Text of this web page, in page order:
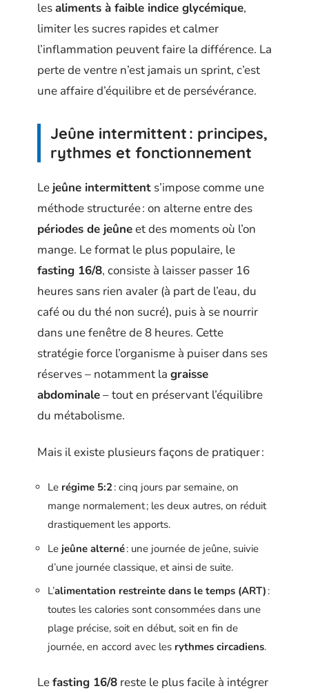
lesaliments à faible indice glycémique,
limiter les sucres rapides et calmer
l’inflammation peuvent faire la différence. La
perte de ventre n’est jamais un sprint, c’est
une affaire d’équilibre et de persévérance.
Jeûne intermittent : principes,
rythmes et fonctionnement
Le jeûne intermittent s’impose comme une
méthode structurée : on alterne entre des
périodes de jeûneet des moments où l’on
mange. Le format le plus populaire, le
fasting 16/8, consiste à laisser passer 16
heures sans rien avaler (à part de l’eau, du
café ou du thé non sucré), puis à se nourrir
dans une fenêtre de 8 heures. Cette
stratégie force l’organisme à puiser dans ses
réserves – notamment la graisse
abdominale– tout en préservant l’équilibre
du métabolisme.
Mais il existe plusieurs façons de pratiquer :
Le régime 5:2: cinq jours par semaine, on
mange normalement ; les deux autres, on réduit
drastiquement les apports.
Le jeûne alterné: une journée de jeûne, suivie
d’une journée classique, et ainsi de suite.
L’alimentation restreinte dans le temps (ART) :
toutes les calories sont consommées dans une
plage précise, soit en début, soit en fin de
journée, en accord avec les rythmes circadiens.
Lefasting 16/8 reste le plus facile à intégrer